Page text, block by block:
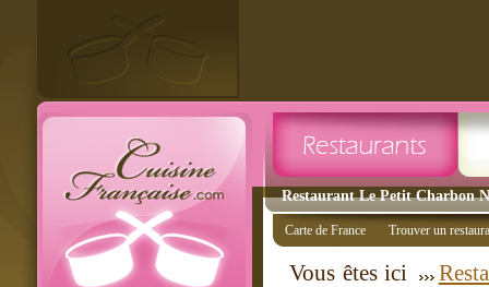
Restaurant Le Petit Charbon
Carte de France Trouver un
Vous êtes ici